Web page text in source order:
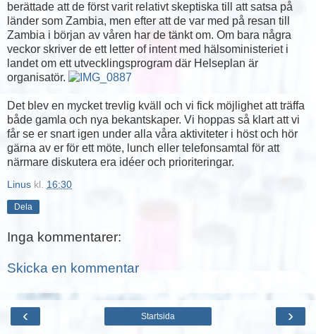
berättade att de först varit relativt skeptiska till att satsa på
länder som Zambia, men efter att de var med på resan till
Zambia i början av våren har de tänkt om. Om bara några
veckor skriver de ett letter of intent med hälsoministeriet i
landet om ett utvecklingsprogram där Helseplan är
organisatör.
Det blev en mycket trevlig kväll och vi fick möjlighet att träffa
både gamla och nya bekantskaper. Vi hoppas så klart att vi
får se er snart igen under alla våra aktiviteter i höst och hör
gärna av er för ett möte, lunch eller telefonsamtal för att
närmare diskutera era idéer och prioriteringar.
Linus kl. 16:30
Dela
Inga kommentarer:
Skicka en kommentar
‹ ›
Startsida